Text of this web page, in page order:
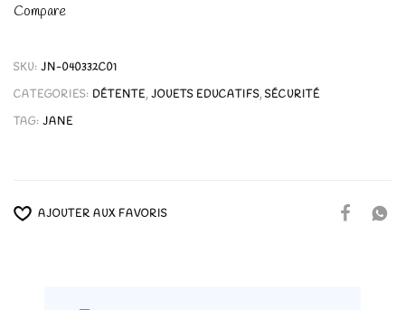
Compare
SKU: JN-040332C01
CATEGORIES: DÉTENTE, JOUETS EDUCATIFS, SÉCURITÉ
TAG: JANE
AJOUTER AUX FAVORIS